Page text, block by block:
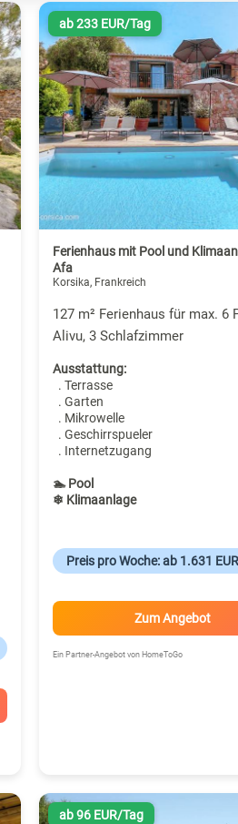
ab 233 EUR/Tag
Ferienhaus mit Pool und
Afa
Korsika, Frankreich
127 m² Ferienhaus für max. 6
Alivu, 3 Schlafzimmer
Ausstattung:
. Terrasse
. Garten
. Mikrowelle
. Geschirrspueler
. Internetzugang
🏊 Pool
❄ Klimaanlage
Preis pro Woche: ab 1.631 EUR
Zum Angebot
Ein Partner-Angebot von HomeToGo
ab 96 EUR/Tag